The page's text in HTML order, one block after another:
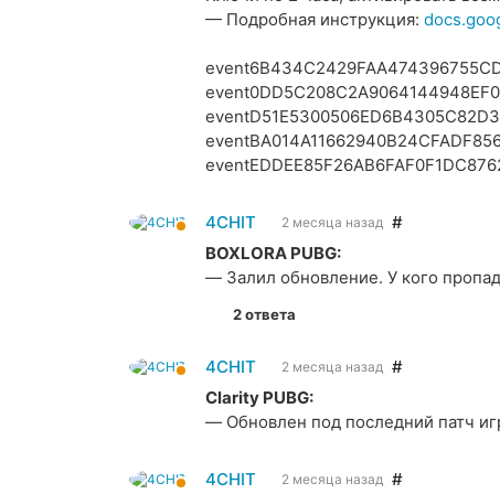
— Подробная инструкция:
4CHIT 2 месяца назад #
BOXLORA PUBG:
— Залил обновление. У кого
2 ответа
4CHIT 2 месяца назад #
Clarity PUBG:
— Обновлен под последний патч
4CHIT 2 месяца назад #